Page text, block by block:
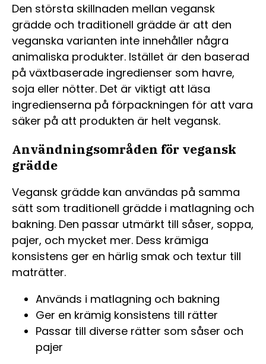
Den största skillnaden mellan vegansk
grädde och traditionell grädde är att den
veganska varianten inte innehåller några
animaliska produkter. Istället är den baserad
på växtbaserade ingredienser som havre,
soja eller nötter. Det är viktigt att läsa
ingredienserna på förpackningen för att vara
säker på att produkten är helt vegansk.
Användningsområden för vegansk
grädde
Vegansk grädde kan användas på samma
sätt som traditionell grädde i matlagning och
bakning. Den passar utmärkt till såser, soppa,
pajer, och mycket mer. Dess krämiga
konsistens ger en härlig smak och textur till
maträtter.
Används i matlagning och bakning
Ger en krämig konsistens till rätter
Passar till diverse rätter som såser och
pajer